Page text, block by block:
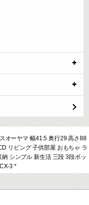
オーヤマ 幅41.5 奥行29 高さ88
リビング 子供部屋 おもちゃ ラ
シンプル 新生活 三段 3段ボッ
3 *